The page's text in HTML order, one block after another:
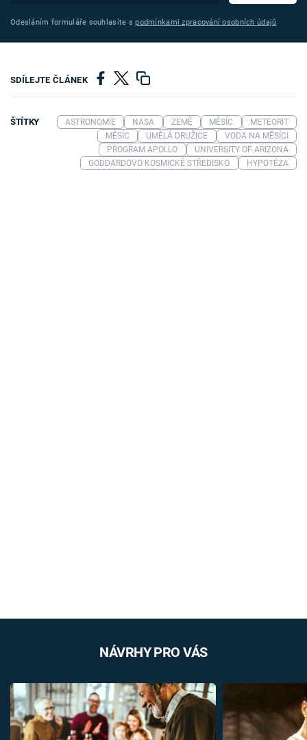
Odesláním formuláře souhlasíte spodmínkami zpracování osobních údajů
SDÍLEJTE ČLÁNEK
ŠTÍTKY ASTRONOMIE NASA ZEMĚ MĚSÍC
METEORIT
MĚSÍC
UMĚLÁ DRUŽICE
VODA NA MĚSÍCI
PROGRAM APOLLO
UNIVERSITY OF ARIZONA
GODDARDOVO KOSMICKÉ STŘEDISKO
HYPOTÉZA
NÁVRHY PRO VÁS